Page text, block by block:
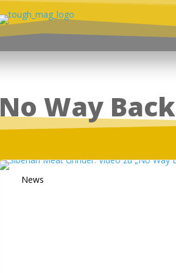
No Way Back
News